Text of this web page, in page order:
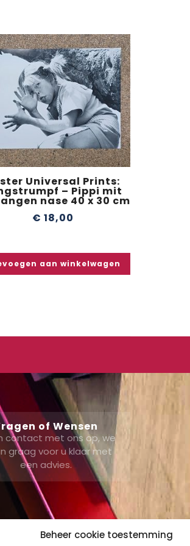
Beheer cookie toestemming
Universal Prints:
– Pippi mit
nase 40 x 30 cm
€ 18,00
aan winkelwagen
of Wensen
contact met ons op, we
graag voor u klaar met
een advies.